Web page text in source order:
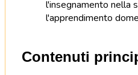
l'insegnamento nella
l'apprendimento
Contenuti